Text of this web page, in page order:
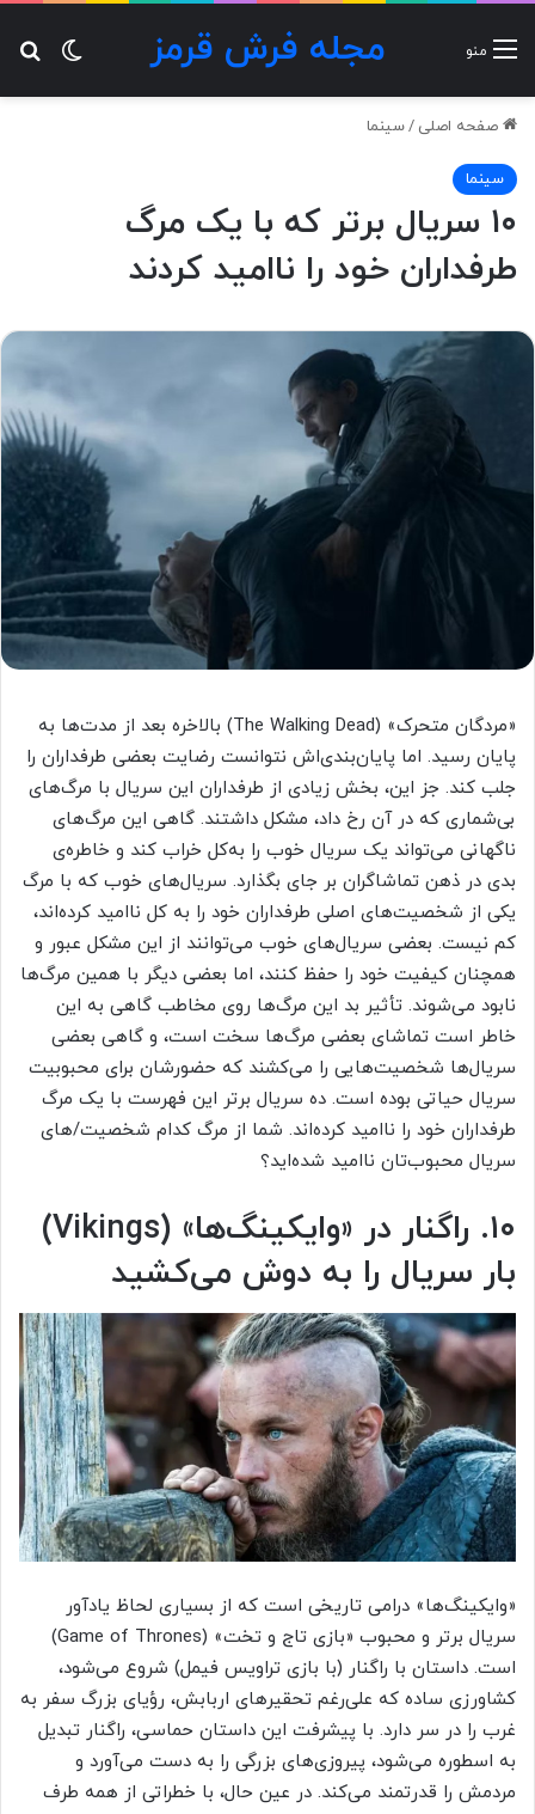
مجله فرش قرمز منو
صفحه اصلی /سینما
سینما
۱۰ سریال برتر که با یک مرگ
طرفداران خود را ناامید کردند
«مردگان متحرک» (The Walking Dead) بالاخره بعد از مدت‌ها به
پایان رسید. اما پایان‌بندی‌اش نتوانست رضایت بعضی طرفداران را
جلب کند. جز این، بخش زیادی از طرفداران این سریال با مرگ‌های
بی‌شماری که در آن رخ داد، مشکل داشتند. گاهی این مرگ‌های
ناگهانی می‌تواند یک سریال خوب را به‌کل خراب کند و خاطره‌ی
بدی در ذهن تماشاگران بر جای بگذارد. سریال‌های خوب که با مرگ
یکی از شخصیت‌های اصلی طرفداران خود را به کل ناامید کرده‌اند،
کم نیست. بعضی سریال‌های خوب می‌توانند از این مشکل عبور و
همچنان کیفیت خود را حفظ کنند، اما بعضی دیگر با همین مرگ‌ها
نابود می‌شوند. تأثیر بد این مرگ‌ها روی مخاطب گاهی به این
خاطر است تماشای بعضی مرگ‌ها سخت است، و گاهی بعضی
سریال‌ها شخصیت‌هایی را می‌کشند که حضورشان برای محبوبیت
سریال حیاتی بوده است. ده سریال برتر این فهرست با یک مرگ
طرفداران خود را ناامید کرده‌اند. شما از مرگ کدام شخصیت/های
سریال محبوب‌تان ناامید شده‌اید؟
۱۰. راگنار در «وایکینگ‌ها» (Vikings)
بار سریال را به دوش می‌کشید
«وایکینگ‌ها» درامی تاریخی است که از بسیاری لحاظ یادآور
سریال برتر و محبوب «بازی تاج‌ و تخت» (Game of Thrones)
است. داستان با راگنار (با بازی تراویس فیمل) شروع می‌شود،
کشاورزی ساده که علی‌رغم تحقیرهای اربابش، رؤیای بزرگ سفر به
غرب را در سر دارد. با پیشرفت این داستان حماسی، راگنار تبدیل
به اسطوره می‌شود، پیروزی‌های بزرگی را به‌ دست می‌آورد و
مردمش را قدرتمند می‌کند. در عین حال، با خطراتی از همه طرف